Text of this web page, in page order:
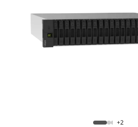
+2